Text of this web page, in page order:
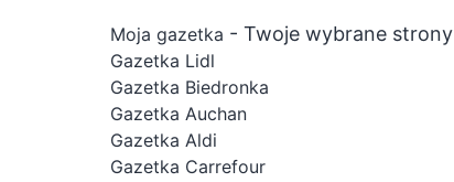
Moja gazetka - Twoje wybrane strony
Gazetka Lidl
Gazetka Biedronka
Gazetka Auchan
Gazetka Aldi
Gazetka Carrefour